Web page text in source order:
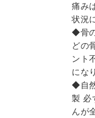
痛み
状況
◆骨
どの
ント
にな
◆自
製 必
んが